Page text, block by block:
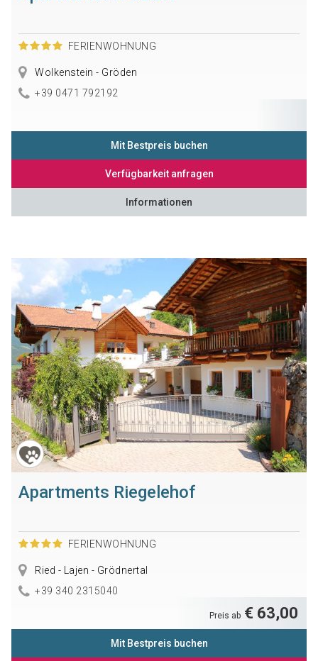
FERIENWOHNUNG
Wolkenstein - Gröden
+39 0471 792192
Mit Bestpreis buchen
Verfügbarkeit anfragen
Informationen
Apartments Riegelehof
FERIENWOHNUNG
Ried - Lajen - Grödnertal
+39 340 2315040
Preis ab € 63,00
Mit Bestpreis buchen